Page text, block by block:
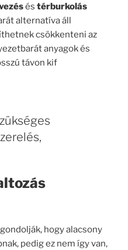
és térburkolás
alternatíva áll
csökkenteni az
anyagok és
távon kif
hogy alacsony
pedig ez nem így van,